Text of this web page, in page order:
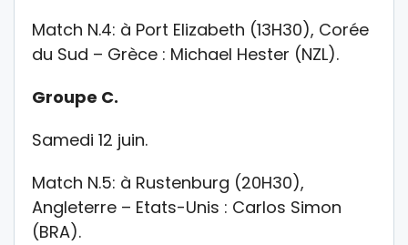
Match N.4: à Port Elizabeth (13H30), Corée
du Sud – Grèce : Michael Hester (NZL).
Groupe C.
Samedi 12 juin.
Match N.5: à Rustenburg (20H30),
Angleterre – Etats-Unis : Carlos Simon
(BRA).